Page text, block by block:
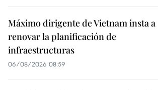
Máximo dirigente de Vietnam insta a
renovar la planificación de
infraestructuras
06/08/2026 08:59